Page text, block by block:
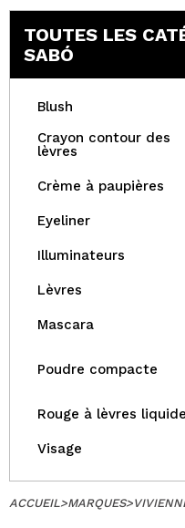
TOUTES LES
SABÓ
Blush
Crayon contour des
lèvres
Crème à paupières
Eyeliner
Illuminateurs
Lèvres
Mascara
Poudre compacte
Rouge à lèvres liquide
Visage
ACCUEIL>MARQUES>